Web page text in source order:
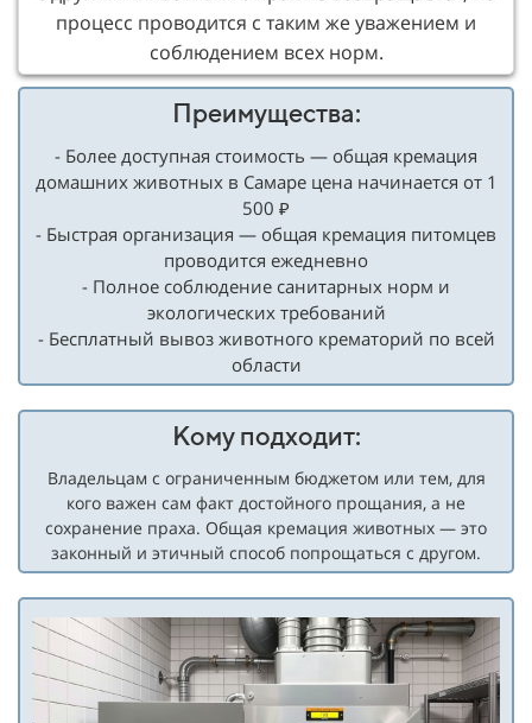
процесс проводится с таким же уважением и
соблюдением всех норм.
Преимущества:
- Более доступная стоимость — общая кремация
домашних животных в Самаре цена начинается от 1
500 ₽
- Быстрая организация — общая кремация питомцев
проводится ежедневно
- Полное соблюдение санитарных норм и
экологических требований
- Бесплатный вывоз животного крематорий по всей
области
Кому подходит:
Владельцам с ограниченным бюджетом или тем, для
кого важен сам факт достойного прощания, а не
сохранение праха. Общая кремация животных — это
законный и этичный способ попрощаться с другом.